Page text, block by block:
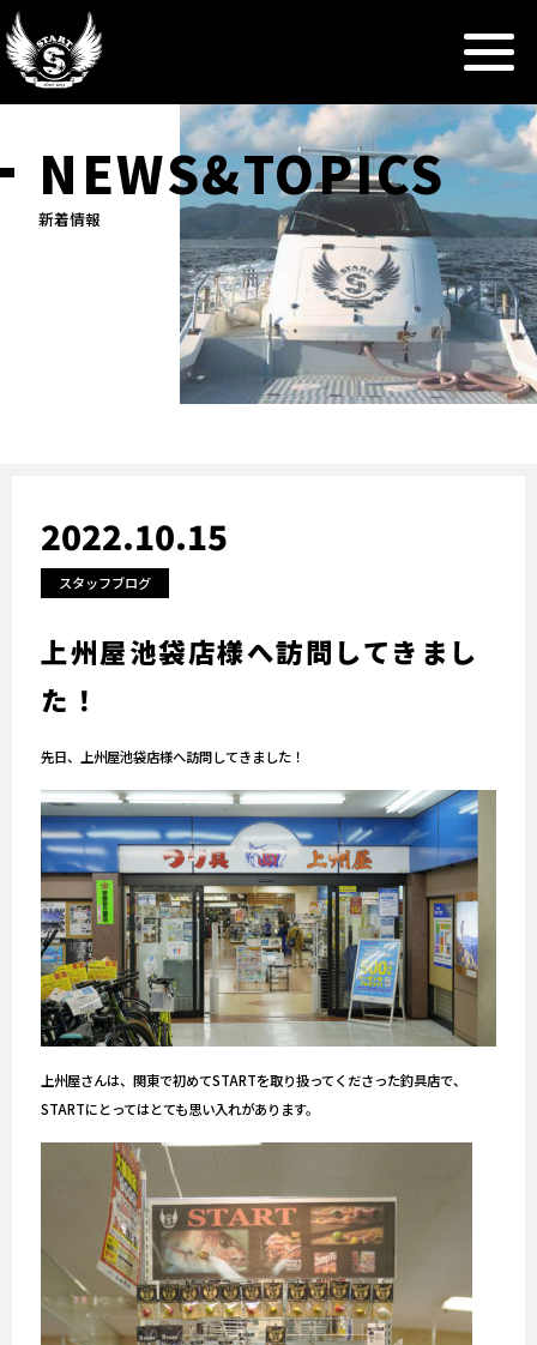
NEWS&TOPICS
新着情報
2022.10.15
スタッフブログ
上州屋池袋店様へ訪問してきまし
た！
先日、上州屋池袋店様へ訪問してきました！
上州屋さんは、関東で初めてSTARTを取り扱ってくださった釣具店で、
STARTにとってはとても思い入れがあります。